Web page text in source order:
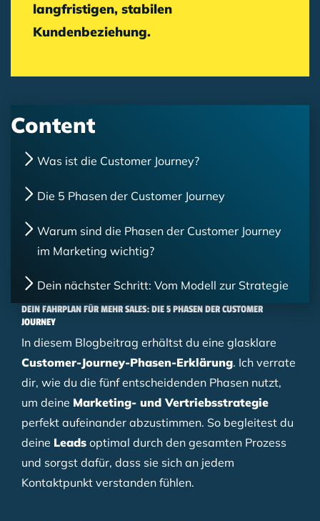
langfristigen, stabilen
Kundenbeziehung.
Content
Was ist die Customer Journey?
Die 5 Phasen der Customer Journey
Warum sind die Phasen der Customer Journey
im Marketing wichtig?
Dein nächster Schritt: Vom Modell zur Strategie
DEIN FAHRPLAN FÜR MEHR SALES: DIE 5 PHASEN DER CUSTOMER
JOURNEY
In diesem Blogbeitrag erhältst du eine glasklare
Customer-Journey-Phasen-Erklärung. Ich verrate
dir, wie du die fünf entscheidenden Phasen nutzt,
um deine Marketing- und Vertriebsstrategie
perfekt aufeinander abzustimmen. So begleitest du
deine Leads optimal durch den gesamten Prozess
und sorgst dafür, dass sie sich an jedem
Kontaktpunkt verstanden fühlen.